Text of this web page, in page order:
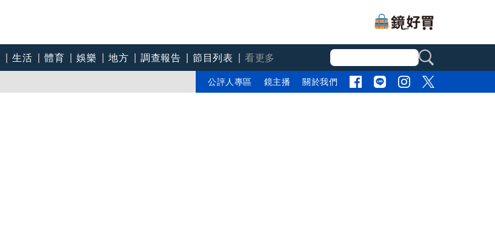
生活 體育 娛樂 地方 調查報告 節目列表
看更多
公評人專區 鏡主播 關於我們